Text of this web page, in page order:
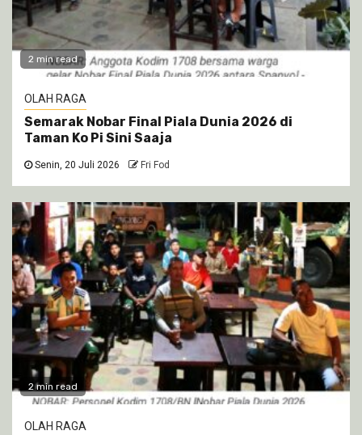
2 min read
OLAH RAGA
Semarak Nobar Final Piala Dunia 2026 di
Taman Ko Pi Sini Saaja
Senin, 20 Juli 2026 Fri Fod
2 min read
OLAH RAGA